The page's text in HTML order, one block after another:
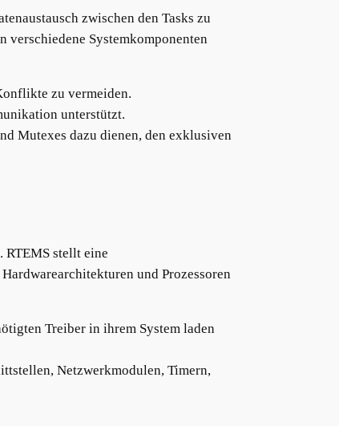
zwischen den Tasks zu
verschiedene Systemkomponenten
zu vermeiden.
unterstützt.
Mutexes dazu dienen, den exklusiven
stellt eine
und Prozessoren
Treiber in ihrem System laden
Netzwerkmodulen, Timern,